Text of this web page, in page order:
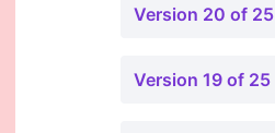
Version 20 of 25
Version 19 of 25